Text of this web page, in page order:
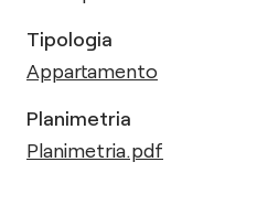
Tipologia
Appartamento
Planimetria
Planimetria.pdf